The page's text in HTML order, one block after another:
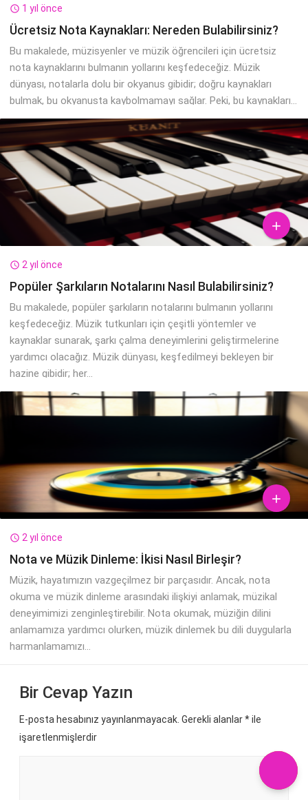
 1 yıl önce
Ücretsiz Nota Kaynakları: Nereden Bulabilirsiniz?
Bu makalede, müzisyenler ve müzik öğrencileri için ücretsiz
nota kaynaklarını bulmanın yollarını keşfedeceğiz. Müzik
dünyası, notalarla dolu bir okyanus gibidir; doğru kaynakları
bulmak, bu okyanusta kaybolmamayı sağlar. Peki, bu kaynakları...

 2 yıl önce
Popüler Şarkıların Notalarını Nasıl Bulabilirsiniz?
Bu makalede, popüler şarkıların notalarını bulmanın yollarını
keşfedeceğiz. Müzik tutkunları için çeşitli yöntemler ve
kaynaklar sunarak, şarkı çalma deneyimlerini geliştirmelerine
yardımcı olacağız. Müzik dünyası, keşfedilmeyi bekleyen bir
hazine gibidir; her...

 2 yıl önce
Nota ve Müzik Dinleme: İkisi Nasıl Birleşir?
Müzik, hayatımızın vazgeçilmez bir parçasıdır. Ancak, nota
okuma ve müzik dinleme arasındaki ilişkiyi anlamak, müzikal
deneyimimizi zenginleştirebilir. Nota okumak, müziğin dilini
anlamamıza yardımcı olurken, müzik dinlemek bu dili duygularla
harmanlamamızı...
Bir Cevap Yazın
E-posta hesabınız yayınlanmayacak. Gerekli alanlar*ile
işaretlenmişlerdir